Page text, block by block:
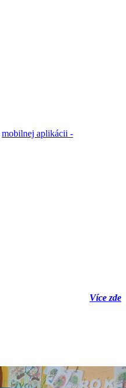
mobilnej aplikácii -
Více zde